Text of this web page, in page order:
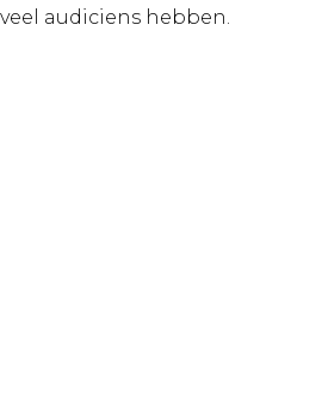
audiciens hebben.